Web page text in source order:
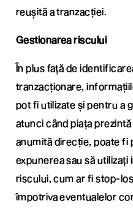
reușită a tranzacției.
Gestionarea riscului
În plus față de
tranzacționare,
pot fi utilizate și pentru a
atunci când piața
anumită direcție, poate fi
expunerea sau să
riscului, cum ar fi stop-
împotriva eventualelor